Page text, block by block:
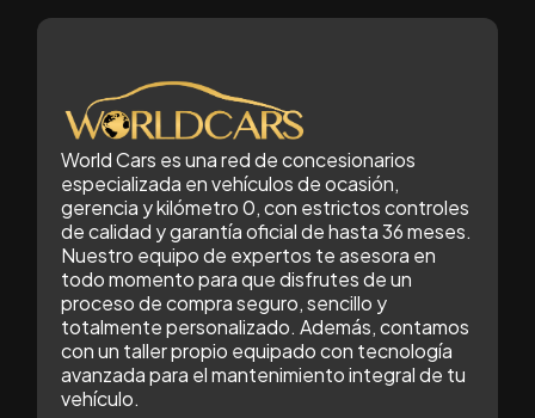
World Cars es una red de concesionarios
especializada en vehículos de ocasión,
gerencia y kilómetro 0, con estrictos controles
de calidad y garantía oficial de hasta 36 meses.
Nuestro equipo de expertos te asesora en
todo momento para que disfrutes de un
proceso de compra seguro, sencillo y
totalmente personalizado. Además, contamos
con un taller propio equipado con tecnología
avanzada para el mantenimiento integral de tu
vehículo.